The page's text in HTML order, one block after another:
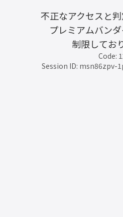
不正なアクセスと判
プレミアムバン
制限してお
Code:
Session ID: msn86zpv-